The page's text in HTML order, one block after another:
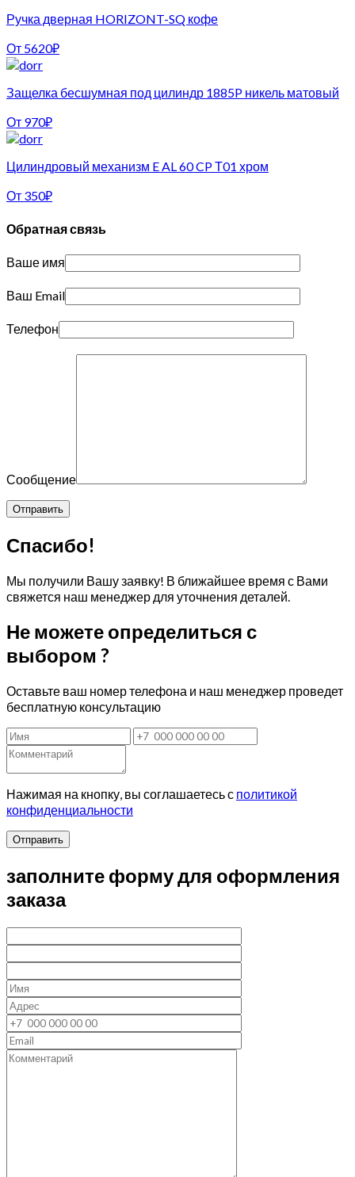
Ручка дверная HORIZONT-SQ кофе
От 5620₽
Защелка бесшумная под цилиндр 1885P никель матовый
От 970₽
Цилиндровый механизм E AL 60 CP Т01 хром
От 350₽
Обратная связь
Ваше имя
Ваш Email
Телефон
Сообщение
Спасибо!
Мы получили Вашу заявку! В ближайшее время с Вами
свяжется наш менеджер для уточнения деталей.
Не можете определиться с
выбором ?
Оставьте ваш номер телефона и наш менеджер проведет
бесплатную консультацию
Нажимая на кнопку, вы соглашаетесь с политикой
конфиденциальности
Отправить
заполните форму для оформления
заказа